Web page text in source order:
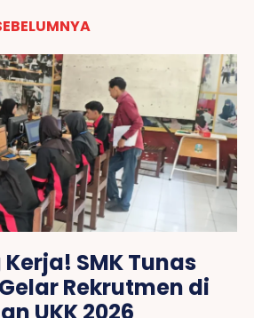
SMK Tunas
Rekrutmen di
UKK 2026